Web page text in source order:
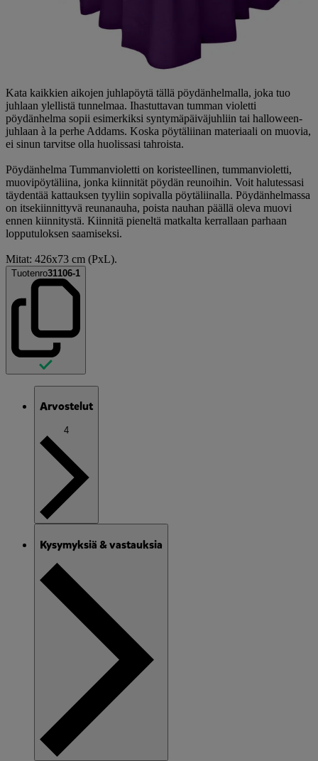
Kata kaikkien aikojen juhlapöytä tällä pöydänhelmalla, joka tuo
juhlaan ylellistä tunnelmaa. Ihastuttavan tumman violetti
pöydänhelma sopii esimerkiksi syntymäpäiväjuhliin tai halloween-
juhlaan à la perhe Addams. Koska pöytäliinan materiaali on muovia,
ei sinun tarvitse olla huolissasi tahroista.
Pöydänhelma Tummanvioletti on koristeellinen, tummanvioletti,
muovipöytäliina, jonka kiinnität pöydän reunoihin. Voit halutessasi
täydentää kattauksen tyyliin sopivalla pöytäliinalla. Pöydänhelmassa
on itsekiinnittyvä reunanauha, poista nauhan päällä oleva muovi
ennen kiinnitystä. Kiinnitä pieneltä matkalta kerrallaan parhaan
lopputuloksen saamiseksi.
Mitat: 426x73 cm (PxL).
Tuotenro31106-1
Arvostelut
4
Kysymyksiä & vastauksia